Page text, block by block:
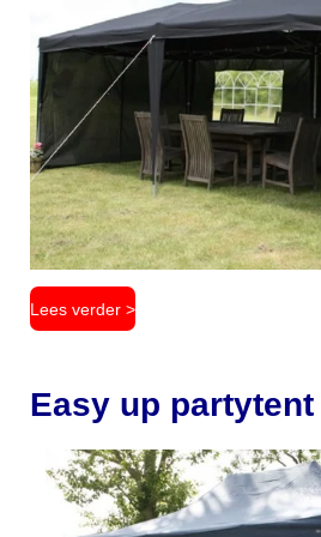
Lees verder >
Easy up partytent